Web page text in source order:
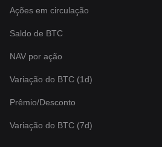
Ações em circulação
Saldo de BTC
NAV por ação
Variação do BTC (1d)
Prêmio/Desconto
Variação do BTC (7d)